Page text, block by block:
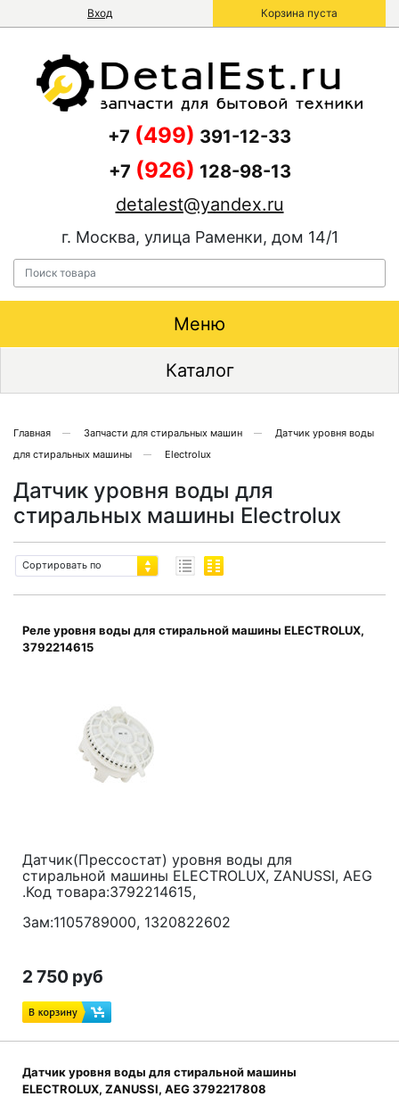
Вход Корзина пуста
+7 (499) 391-12-33
+7 (926) 128-98-13
detalest@yandex.ru
г. Москва, улица Раменки, дом 14/1
Меню
Каталог
Главная Запчасти для стиральных машин
Датчик уровня воды
для стиральных машины
Electrolux
Датчик уровня воды для
стиральных машины Electrolux
Сортировать по
Реле уровня воды для стиральной машины ELECTROLUX,
3792214615
Датчик(Прессостат) уровня воды для
стиральной машины ELECTROLUX, ZANUSSI, AEG
.Код товара:3792214615,
Зам:1105789000, 1320822602
2 750 руб
Датчик уровня воды для стиральной машины
ELECTROLUX, ZANUSSI, AEG 3792217808